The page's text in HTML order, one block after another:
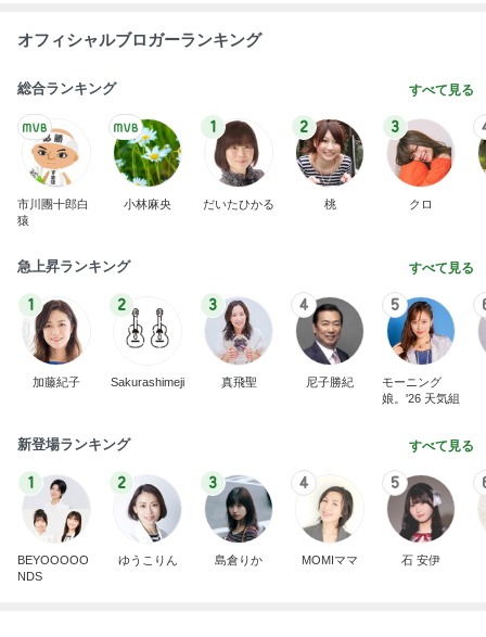
オフィシャルブロガーランキング
総合ランキング すべて見る
市川團十郎白
猿
小林麻央
1
だいたひかる
2
桃
3
クロ
急上昇ランキング すべて見る
1
加藤紀子
2
Sakurashimeji
3
真飛聖
4
尼子勝紀
5
モーニング
娘。'26 天気組
新登場ランキング すべて見る
1
BEYOOOOO
NDS
2
ゆうこりん
3
島倉りか
4
MOMIママ
5
石 安伊